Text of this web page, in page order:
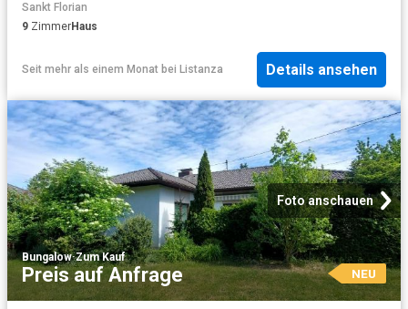
Sankt Florian
9 ZimmerHaus
Seit mehr als einem Monat bei Listanza Details ansehen
Foto anschauen
Bungalow·Zum Kauf
Preis auf Anfrage NEU